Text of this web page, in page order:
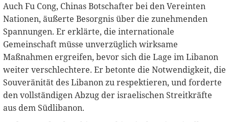
Auch Fu Cong, Chinas Botschafter bei den Vereinten
Nationen, äußerte Besorgnis über die zunehmenden
Spannungen. Er erklärte, die internationale
Gemeinschaft müsse unverzüglich wirksame
Maßnahmen ergreifen, bevor sich die Lage im Libanon
weiter verschlechtere. Er betonte die Notwendigkeit, die
Souveränität des Libanon zu respektieren, und forderte
den vollständigen Abzug der israelischen Streitkräfte
aus dem Südlibanon.